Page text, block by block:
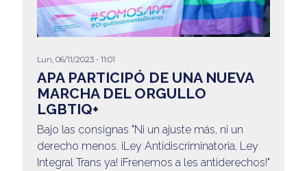
Lun, 06/11/2023 - 11:01
APA PARTICIPÓ DE UNA NUEVA
MARCHA DEL ORGULLO
LGBTIQ+
Bajo las consignas "Ni un ajuste más, ni un
derecho menos. ¡Ley Antidiscriminatoria, Ley
Integral Trans ya! ¡Frenemos a les antiderechos!"